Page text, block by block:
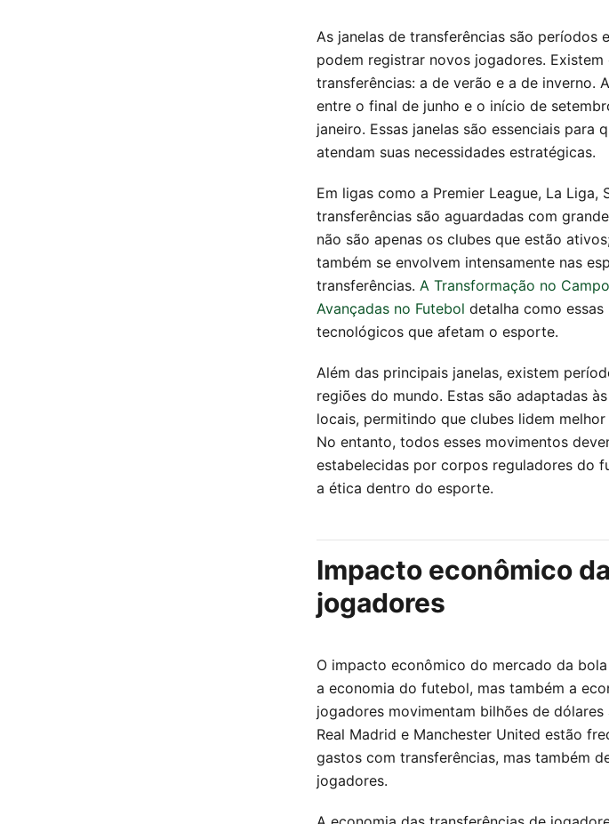
As janelas de transferências são períodos
podem registrar novos jogadores.
transferências: a de verão e a de inverno.
entre o final de junho e o início de
janeiro. Essas janelas são essenciais para
atendam suas necessidades estratégicas.
Em ligas como a Premier League, La Liga,
transferências são aguardadas com
não são apenas os clubes que estão
também se envolvem intensamente nas
transferências. A Transformação no
Avançadas no Futebol detalha como
tecnológicos que afetam o esporte.
Além das principais janelas, existem
regiões do mundo. Estas são adaptadas
locais, permitindo que clubes lidem
No entanto, todos esses movimentos
estabelecidas por corpos reguladores do
a ética dentro do esporte.
Impacto econômico
jogadores
O impacto econômico do mercado da
a economia do futebol, mas também a
jogadores movimentam bilhões de
Real Madrid e Manchester United estão
gastos com transferências, mas também
jogadores.